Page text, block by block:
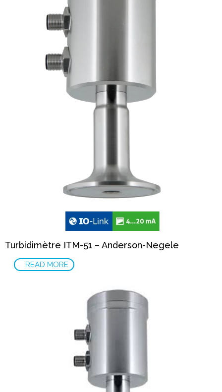
Turbidimètre ITM-51 – Anderson-Negele
READ MORE